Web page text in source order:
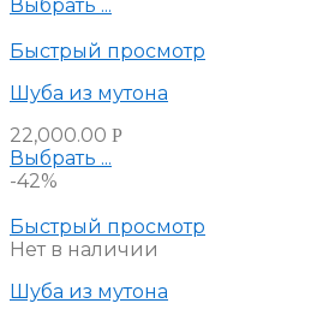
Выбрать ...
Быстрый просмотр
Шуба из мутона
22,000.00 Р
Выбрать ...
-42%
Быстрый просмотр
Нет в наличии
Шуба из мутона